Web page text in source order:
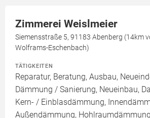
Zimmerei Weislmeier
Siemensstraße 5, 91183 Abenberg (14km
Wolframs-Eschenbach)
TÄTIGKEITEN
Reparatur, Beratung, Ausbau,
Dämmung / Sanierung, Neueinbau,
Kern- / Einblasdämmung,
Außendämmung,